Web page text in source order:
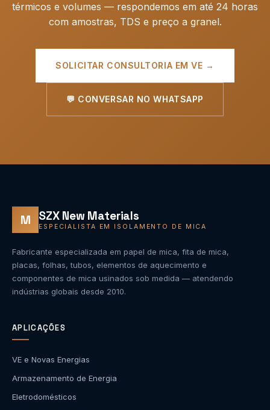
térmicos e volumes — respondemos em até 24 horas
com amostras, TDS e preço a granel.
SOLICITAR CONSULTORIA EM VE →
💬 CONVERSAR NO WHATSAPP
M SZX New Materials
ESPECIALISTA EM ISOLAMENTO DE MICA
Fabricante especializada em papel de mica, fita de mica,
placas, folhas, tubos, elementos de aquecimento e
componentes de mica usinados sob medida — atendendo
indústrias globais desde 2010.
APLICAÇÕES
VE e Novas Energias
Armazenamento de Energia
Eletrodomésticos